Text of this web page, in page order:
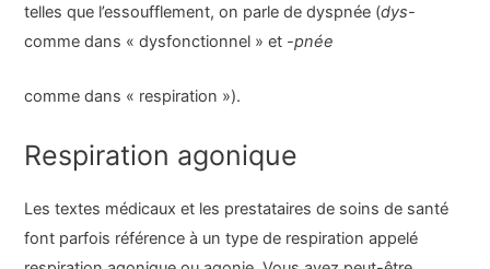
telles que l’essoufflement, on parle de dyspnée (dys-
comme dans « dysfonctionnel » et -pnée
comme dans « respiration »).
Respiration agonique
Les textes médicaux et les prestataires de soins de santé
font parfois référence à un type de respiration appelé